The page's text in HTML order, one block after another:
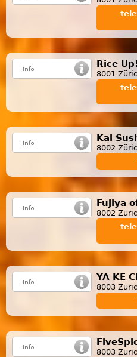
Rice
8001
Kai
8002
Fujiya
8002
YA KE
8003
8003